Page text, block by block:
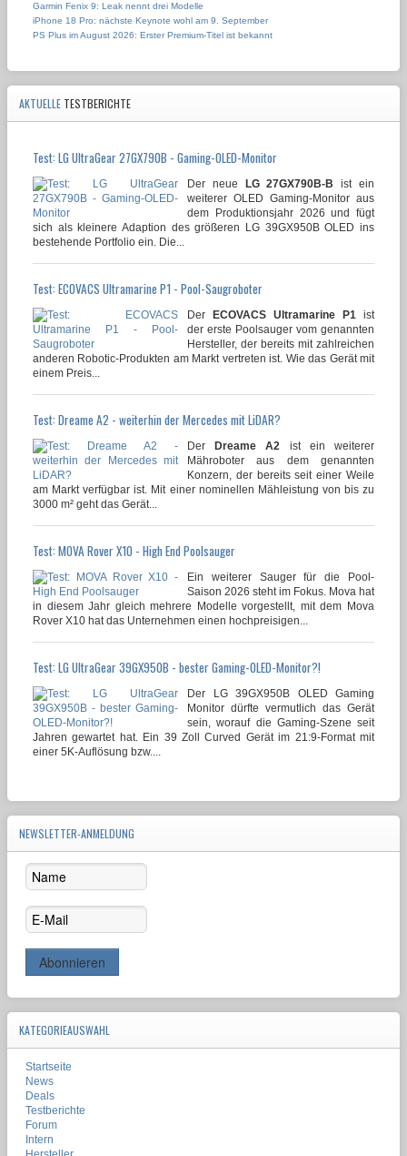
Garmin Fenix 9: Leak nennt drei Modelle
iPhone 18 Pro: nächste Keynote wohl am 9. September
PS Plus im August 2026: Erster Premium-Titel ist bekannt
AKTUELLE TESTBERICHTE
Test: LG UltraGear 27GX790B - Gaming-OLED-Monitor
Der neue LG 27GX790B-B
ist ein
weiterer OLED Gaming-Monitor aus
dem Produktionsjahr 2026 und fügt
sich als kleinere Adaption des größeren LG 39GX950B OLED ins
bestehende Portfolio ein. Die...
Test: ECOVACS Ultramarine P1 - Pool-Saugroboter
Der ECOVACS Ultramarine P1 ist
der erste Poolsauger vom genannten
Hersteller, der bereits mit zahlreichen
anderen Robotic-Produkten am Markt vertreten ist. Wie das Gerät mit
einem Preis...
Test: Dreame A2 - weiterhin der Mercedes mit LiDAR?
Der Dreame A2 ist ein weiterer
Mähroboter aus dem genannten
Konzern, der bereits seit einer Weile
am Markt verfügbar ist. Mit einer nominellen Mähleistung von bis zu
3000 m² geht das Gerät...
Test: MOVA Rover X10 - High End Poolsauger
Ein weiterer Sauger für die Pool-
Saison 2026 steht im Fokus. Mova hat
in diesem Jahr gleich mehrere Modelle vorgestellt, mit dem Mova
Rover X10 hat das Unternehmen einen hochpreisigen...
Test: LG UltraGear 39GX950B - bester Gaming-OLED-Monitor?!
Der LG 39GX950B OLED Gaming
Monitor dürfte vermutlich das Gerät
sein, worauf die Gaming-Szene seit
Jahren gewartet hat. Ein 39 Zoll Curved Gerät im 21:9-Format mit
einer 5K-Auflösung bzw....
NEWSLETTER-ANMELDUNG
KATEGORIEAUSWAHL
Startseite
News
Deals
Testberichte
Forum
Intern